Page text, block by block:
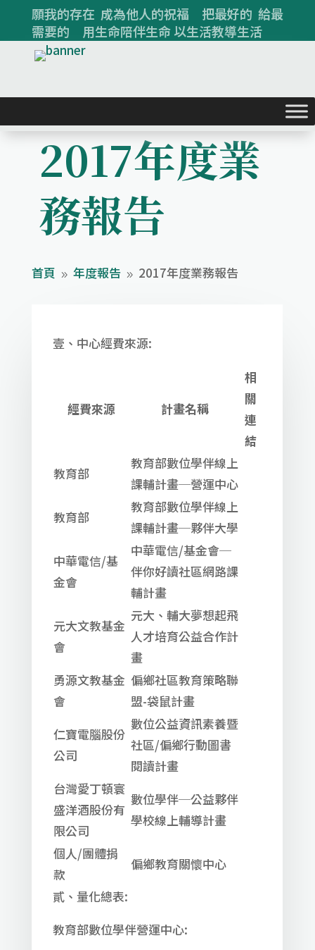
願我的存在 成為他人的祝福 把最好的 給最
需要的 用生命陪伴生命 以生活教導生活
2017年度業
務報告
首頁 9 年度報告 9 2017年度業務報告
壹、中心經費來源:
經費來源 計畫名稱
相
關
連
結
教育部
教育部數位學伴線上
課輔計畫─營運中心
教育部
教育部數位學伴線上
課輔計畫─夥伴大學
中華電信/基
金會
中華電信/基金會─
伴你好讀社區網路課
輔計畫
元大文教基金
會
元大、輔大夢想起飛
人才培育公益合作計
畫
勇源文教基金
會
偏鄉社區教育策略聯
盟-袋鼠計畫
仁寶電腦股份
公司
數位公益資訊素養暨
社區/偏鄉行動圖書
閱讀計畫
台灣愛丁頓寰
盛洋酒股份有
限公司
數位學伴─公益夥伴
學校線上輔導計畫
個人/團體捐
款
偏鄉教育關懷中心
貳、量化總表:
教育部數位學伴營運中心: